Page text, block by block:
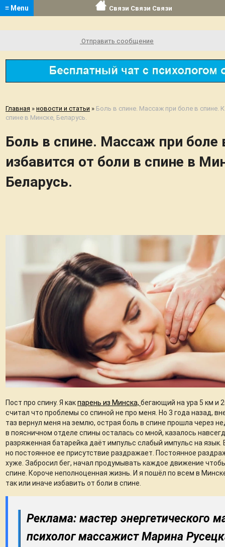
≡ Menu Связи Связи Связи
Отправить сообщение
Главная » новости и статьи » Боль в спине. Массаж при боле в спине.
спине в Минске, Беларусь.
Боль в спине. Массаж при боле
избавится от боли в спине в
Беларусь.
Пост про спину. Я какпарень из Минска, бегающий на ура 5 км и
считал что проблемы со спиной не про меня. Но 3 года назад,
таз вернул меня на землю, острая боль в спине прошла через
в поясничном отделе спины осталась со мной, казалось
разряженная батарейка даёт импульс слабый импульс на язык.
но постоянное ее присутствие раздражает. Постоянное
хуже. Забросил бег, начал продумывать каждое движение
спине. Короче неполноценная жизнь. И я пошёл по всем в
так или иначе избавить от боли в спине.
Реклама: мастер энергетического
психолог массажист Марина